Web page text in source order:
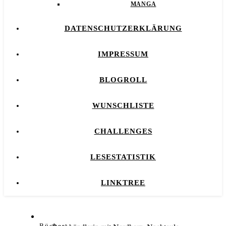
MANGA
DATENSCHUTZERKLÄRUNG
IMPRESSUM
BLOGROLL
WUNSCHLISTE
CHALLENGES
LESESTATISTIK
LINKTREE